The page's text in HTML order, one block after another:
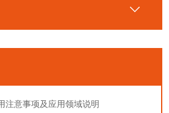
注意事项及应用领域说明